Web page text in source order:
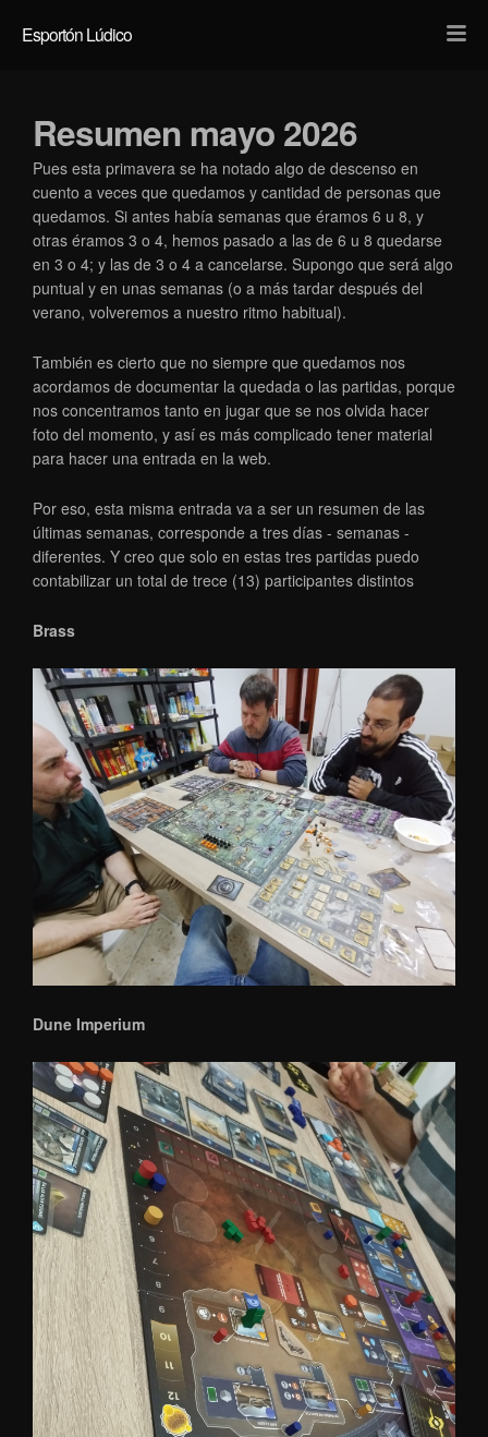
Esportón Lúdico Dark
Resumen mayo 2026
Pues esta primavera se ha notado algo de descenso en
cuento a veces que quedamos y cantidad de personas que
quedamos. Si antes había semanas que éramos 6 u 8, y
otras éramos 3 o 4, hemos pasado a las de 6 u 8 quedarse
en 3 o 4; y las de 3 o 4 a cancelarse. Supongo que será algo
puntual y en unas semanas (o a más tardar después del
verano, volveremos a nuestro ritmo habitual).
También es cierto que no siempre que quedamos nos
acordamos de documentar la quedada o las partidas, porque
nos concentramos tanto en jugar que se nos olvida hacer
foto del momento, y así es más complicado tener material
para hacer una entrada en la web.
Por eso, esta misma entrada va a ser un resumen de las
últimas semanas, corresponde a tres días - semanas -
diferentes. Y creo que solo en estas tres partidas puedo
contabilizar un total de trece (13) participantes distintos
Brass
Dune Imperium